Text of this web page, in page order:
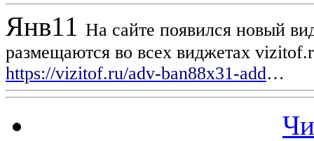
Янв11 На сайте появился новый
размещаются во всех виджетах
https://vizitof.ru/adv-ban88x31-add…